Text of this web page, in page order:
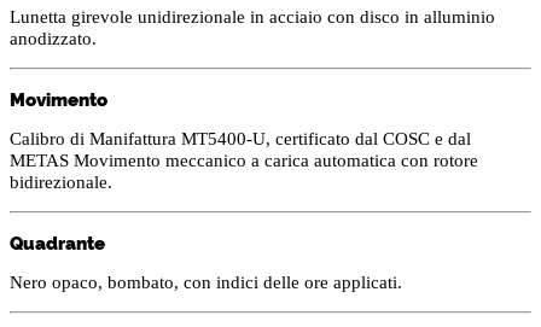
Lunetta girevole unidirezionale in acciaio con disco in alluminio
anodizzato.
Movimento
Calibro di Manifattura MT5400-U, certificato dal COSC e dal
METAS Movimento meccanico a carica automatica con rotore
bidirezionale.
Quadrante
Nero opaco, bombato, con indici delle ore applicati.